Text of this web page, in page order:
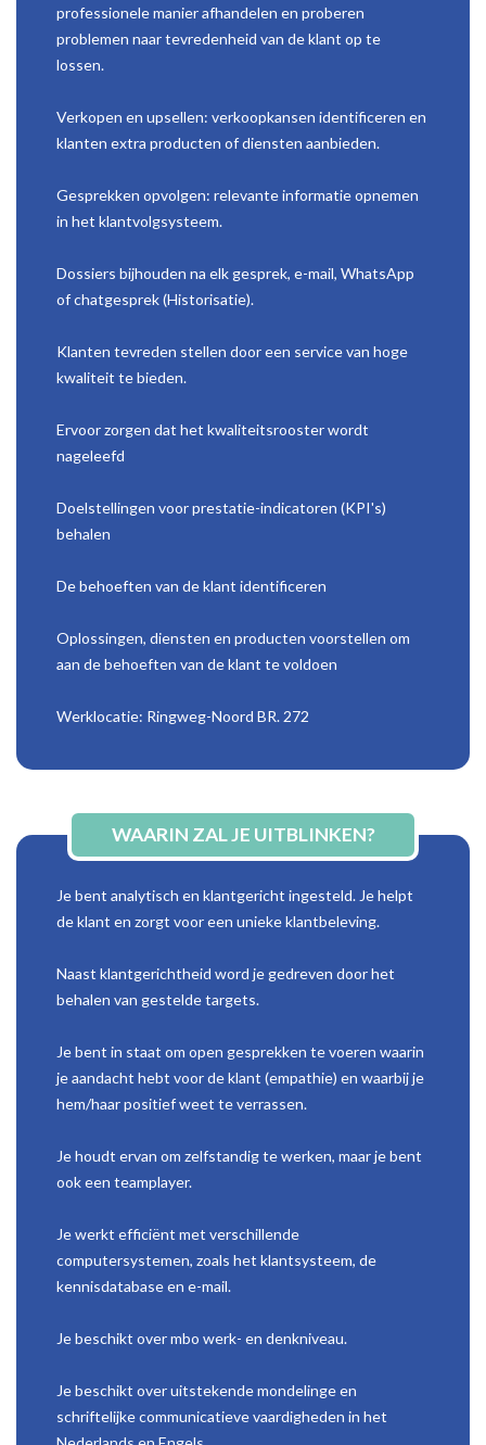
professionele manier afhandelen en proberen
problemen naar tevredenheid van de klant op te
lossen.
Verkopen en upsellen: verkoopkansen identificeren en
klanten extra producten of diensten aanbieden.
Gesprekken opvolgen: relevante informatie opnemen
in het klantvolgsysteem.
Dossiers bijhouden na elk gesprek, e-mail, WhatsApp
of chatgesprek (Historisatie).
Klanten tevreden stellen door een service van hoge
kwaliteit te bieden.
Ervoor zorgen dat het kwaliteitsrooster wordt
nageleefd
Doelstellingen voor prestatie-indicatoren (KPI's)
behalen
De behoeften van de klant identificeren
Oplossingen, diensten en producten voorstellen om
aan de behoeften van de klant te voldoen
Werklocatie: Ringweg-Noord BR. 272
WAARIN ZAL JE UITBLINKEN?
Je bent analytisch en klantgericht ingesteld. Je helpt
de klant en zorgt voor een unieke klantbeleving.
Naast klantgerichtheid word je gedreven door het
behalen van gestelde targets.
Je bent in staat om open gesprekken te voeren waarin
je aandacht hebt voor de klant (empathie) en waarbij je
hem/haar positief weet te verrassen.
Je houdt ervan om zelfstandig te werken, maar je bent
ook een teamplayer.
Je werkt efficiënt met verschillende
computersystemen, zoals het klantsysteem, de
kennisdatabase en e-mail.
Je beschikt over mbo werk- en denkniveau.
Je beschikt over uitstekende mondelinge en
schriftelijke communicatieve vaardigheden in het